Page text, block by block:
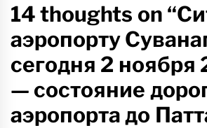
14 thoughts on
аэропорту
сегодня 2 ноября
— состояние
аэропорта до